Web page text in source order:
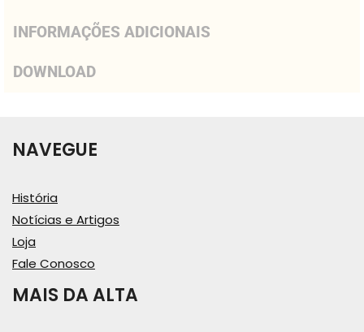
INFORMAÇÕES ADICIONAIS
DOWNLOAD
NAVEGUE
História
Notícias e Artigos
Loja
Fale Conosco
MAIS DA ALTA